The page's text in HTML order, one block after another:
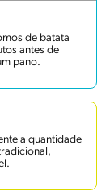
de batata
antes de
pano.
a quantidade